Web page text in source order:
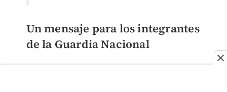
Un mensaje para los integrantes
de la Guardia Nacional